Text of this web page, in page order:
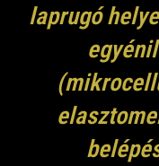
laprugó